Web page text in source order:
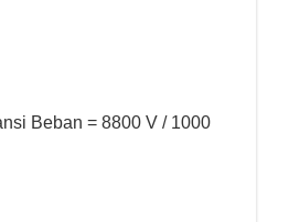
Beban = 8800 V / 1000